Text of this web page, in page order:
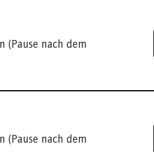
(Pause nach dem
(Pause nach dem